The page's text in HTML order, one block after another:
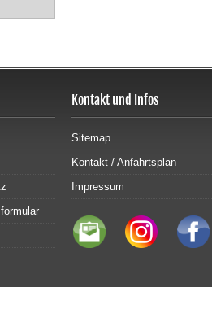
Kontakt und Infos
Sitemap
Kontakt / Anfahrtsplan
Impressum